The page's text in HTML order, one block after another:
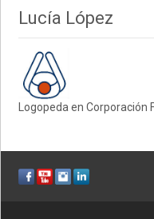
Lucía López
Logopeda en Corporación